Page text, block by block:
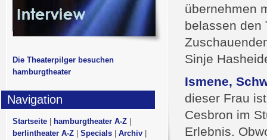
übernehmen
belassen den
Sinje
Ismene,
dieser Frau
Cesbron im
Erlebnis.
Die Theaterpilger besuchen
hamburgtheater
Navigation
Startseite hamburgtheater A-Z
berlintheater A-Z
Specials Archiv